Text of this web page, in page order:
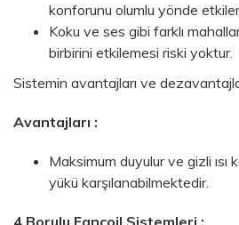
konforunu olumlu yönde
Koku ve ses gibi farklı
birbirini etkilemesi riski yoktur.
Sistemin avantajları ve
Avantajları :
Maksimum duyulur ve gizli ısı
yükü karşılanabilmektedir.
4 Borulu Fancoil Sistemleri :